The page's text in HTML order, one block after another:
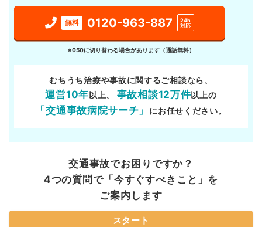
無料 0120-963-887
24h
対応
※050に切り替わる場合があります（通話無料）
むちうち治療や事故に関するご相談なら、
運営10年以上、 事故相談12万件以上の
「交通事故病院サーチ」 にお任せください。
交通事故でお困りですか？
4つの質問で「今すぐすべきこと」を
ご案内します
スタート